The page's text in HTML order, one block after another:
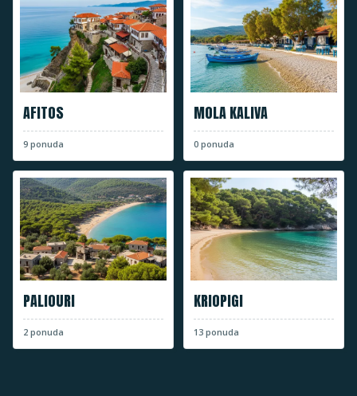
AFITOS
9 ponuda
MOLA KALIVA
0 ponuda
PALIOURI
2 ponuda
KRIOPIGI
13 ponuda